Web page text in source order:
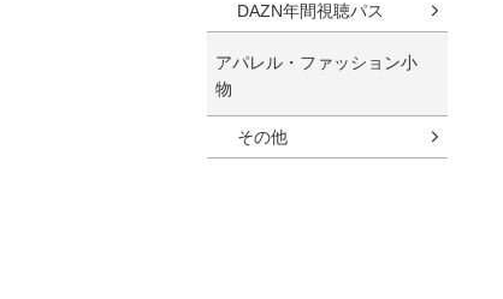
DAZN年間視聴パス
アパレル・ファッション小
物
その他